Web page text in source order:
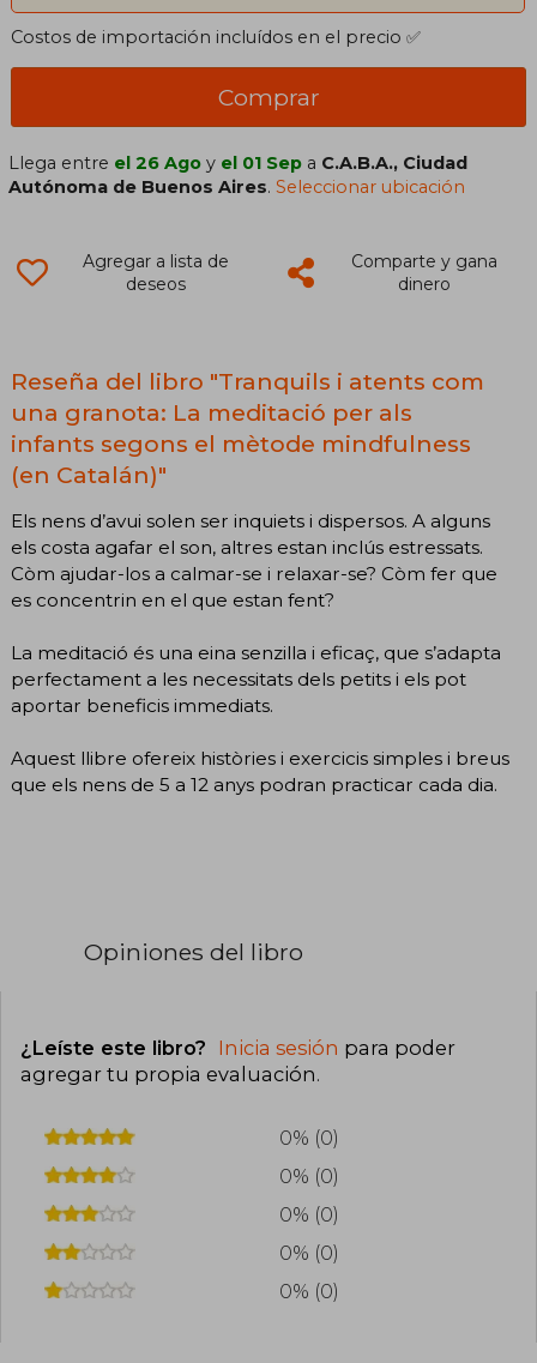
Costos de importación incluídos en el precio ✅
Comprar
Llega entre el 26 Ago y el 01 Sep a C.A.B.A., Ciudad
Autónoma de Buenos Aires.Seleccionar ubicación
Agregar a lista de
deseos
Comparte y gana
dinero
Reseña del libro "Tranquils i atents com
una granota: La meditació per als
infants segons el mètode mindfulness
(en Catalán)"
Els nens d’avui solen ser inquiets i dispersos. A alguns
els costa agafar el son, altres estan inclús estressats.
Còm ajudar-los a calmar-se i relaxar-se? Còm fer que
es concentrin en el que estan fent?
La meditació és una eina senzilla i eficaç, que s’adapta
perfectament a les necessitats dels petits i els pot
aportar beneficis immediats.
Aquest llibre ofereix històries i exercicis simples i breus
que els nens de 5 a 12 anys podran practicar cada dia.
Opiniones del libro
¿Leíste este libro? Inicia sesión para poder
agregar tu propia evaluación.
0% (0)
0% (0)
0% (0)
0% (0)
0% (0)